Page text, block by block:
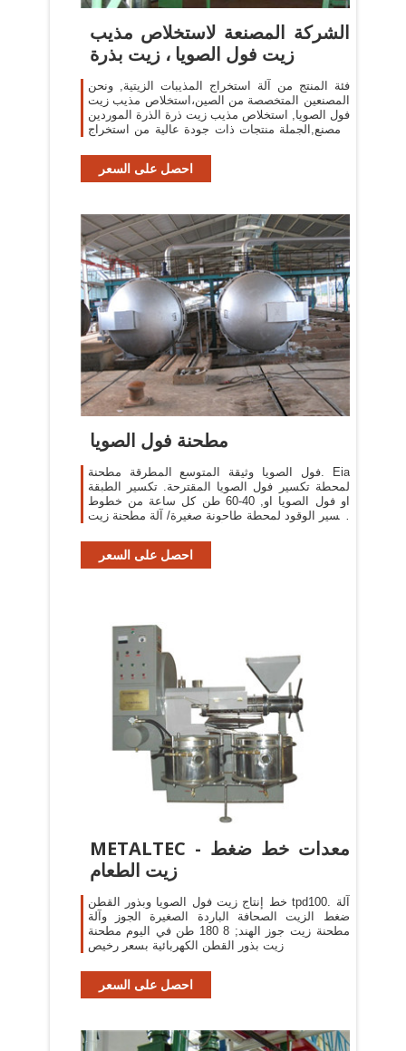
الشركة المصنعة لاستخلاص مذيب
زيت فول الصويا ، زيت بذرة
فئة المنتج من آلة استخراج المذيبات الزيتية, ونحن
المصنعين المتخصصة من الصين،استخلاص مذيب زيت
فول الصويا, استخلاص مذيب زيت ذرة الذرة الموردين
/ مصنع,الجملة منتجات ذات جودة عالية من استخراج
احصل على السعر
مطحنة فول الصويا
فول الصويا وثيقة المتوسع المطرقة مطحنة. Eia
لمحطة تكسير فول الصويا المقترحة. تكسير الطبقة
او فول الصويا او, 40-60 طن كل ساعة من خطوط
تكسير الوقود لمحطة طاحونة صغيرة/ آلة مطحنة زيت
أكثر]
احصل على السعر
METALTEC - معدات خط ضغط
زيت الطعام
خط إنتاج زيت فول الصويا وبذور القطن tpd100. آلة
ضغط الزيت الصحافة الباردة الصغيرة الجوز وآلة
مطحنة زيت جوز الهند; 8 180 طن في اليوم مطحنة
زيت بذور القطن الكهربائية بسعر رخيص
احصل على السعر